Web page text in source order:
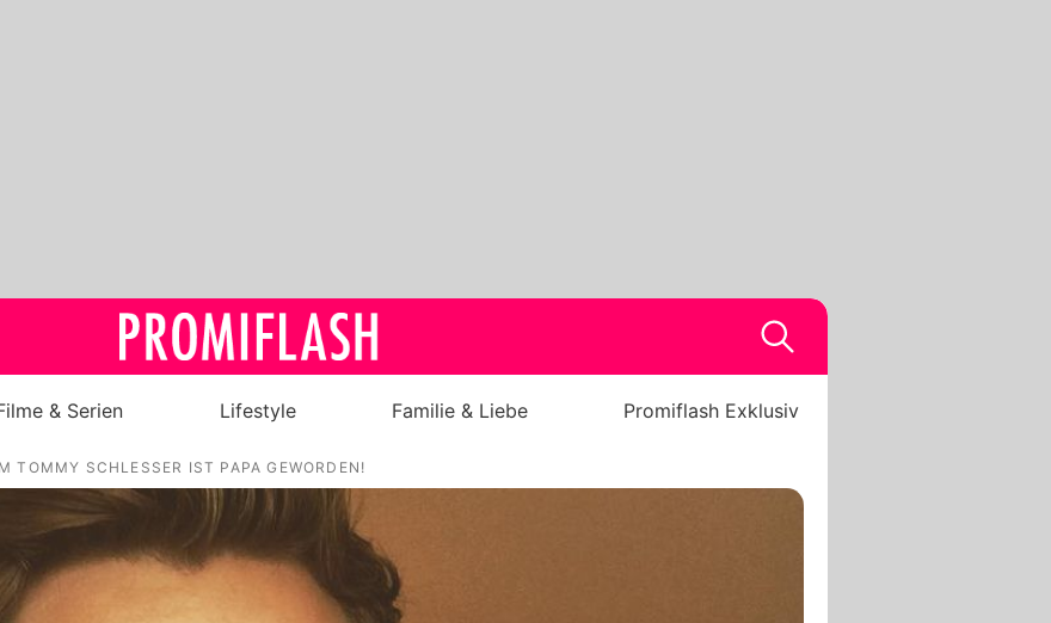
Royals
Stars
Filme & Serien
& Serien Lifestyle Familie & Liebe Promiflash Exklusiv
TOMMY SCHLESSER IST PAPA GEWORDEN!